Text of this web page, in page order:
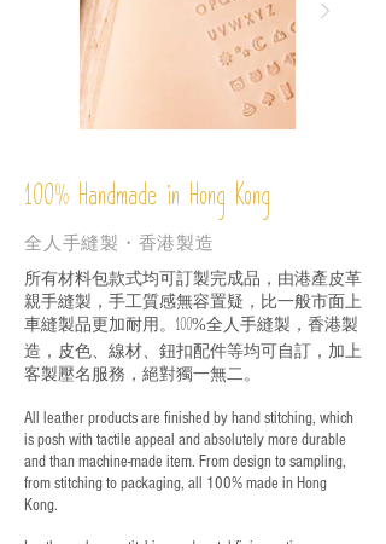
100% Handmade in Hong Kong
全人手縫製・香港製造
所有材料包款式均可訂製完成品，由港產皮革
親手縫製，手工質感無容置疑，比一般市面上
車縫製品更加耐用。 100%全人手縫製，香港製
造，皮色、線材、鈕扣配件等均可自訂，加上
客製壓名服務，絕對獨一無二。
All leather products are finished by hand stitching, which
is posh with tactile appeal and absolutely more durable
and than machine-made item. From design to sampling,
from stitching to packaging, all 100% made in Hong
Kong.